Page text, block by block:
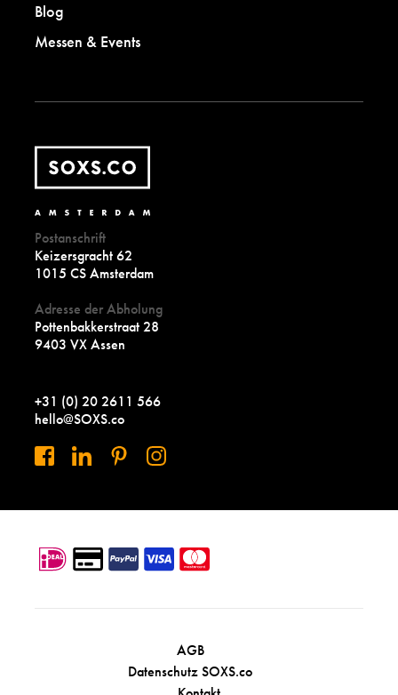
Blog
Messen & Events
Postanschrift
Keizersgracht 62
1015 CS Amsterdam
Adresse der Abholung
Pottenbakkerstraat 28
9403 VX Assen
+31 (0) 20 2611 566
hello@SOXS.co
AGB
Datenschutz SOXS.co